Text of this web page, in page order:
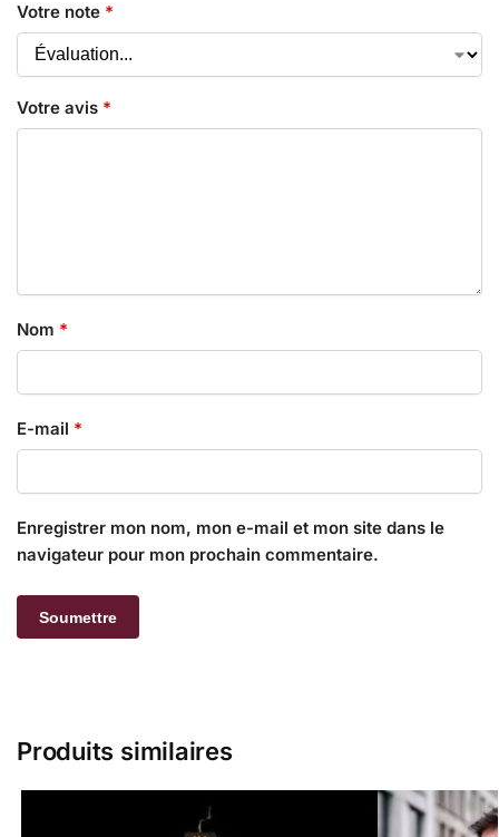
Votre note *
Votre avis *
Nom *
E-mail *
Enregistrer mon nom, mon e-mail et mon site dans le
navigateur pour mon prochain commentaire.
Produits similaires